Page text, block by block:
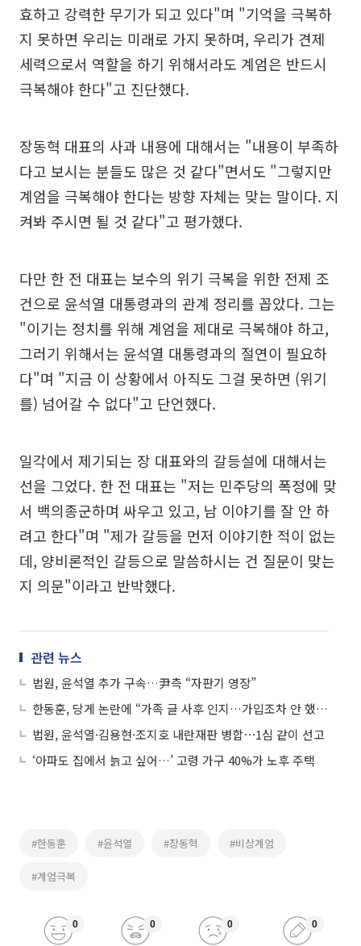
효하고 강력한 무기가 되고 있다"며 "기억을 극복하
지 못하면 우리는 미래로 가지 못하며, 우리가 견제
세력으로서 역할을 하기 위해서라도 계엄은 반드시
극복해야 한다"고 진단했다.
장동혁 대표의 사과 내용에 대해서는 "내용이 부족하
다고 보시는 분들도 많은 것 같다"면서도 "그렇지만
계엄을 극복해야 한다는 방향 자체는 맞는 말이다. 지
켜봐 주시면 될 것 같다"고 평가했다.
다만 한 전 대표는 보수의 위기 극복을 위한 전제 조
건으로 윤석열 대통령과의 관계 정리를 꼽았다. 그는
"이기는 정치를 위해 계엄을 제대로 극복해야 하고,
그러기 위해서는 윤석열 대통령과의 절연이 필요하
다"며 "지금 이 상황에서 아직도 그걸 못하면 (위기
를) 넘어갈 수 없다"고 단언했다.
일각에서 제기되는 장 대표와의 갈등설에 대해서는
선을 그었다. 한 전 대표는 "저는 민주당의 폭정에 맞
서 백의종군하며 싸우고 있고, 남 이야기를 잘 안 하
려고 한다"며 "제가 갈등을 먼저 이야기한 적이 없는
데, 양비론적인 갈등으로 말씀하시는 건 질문이 맞는
지 의문"이라고 반박했다.
관련 뉴스
법원, 윤석열 추가 구속…尹측 “자판기 영장”
한동훈, 당게 논란에 “가족 글 사후 인지…가입조차 안 했다”
법원, 윤석열·김용현·조지호 내란재판 병합⋯1심 같이 선고
‘아파도 집에서 늙고 싶어…’ 고령 가구 40%가 노후 주택
#한동훈 #윤석열 #장동혁 #비상계엄
#계엄극복
0 0 0 0